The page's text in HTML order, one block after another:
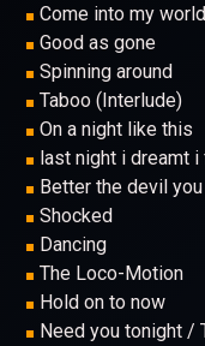
Come into my world
Good as gone
Spinning around
Taboo (Interlude)
On a night like this
last night i dreamt
Better the devil
Shocked
Dancing
The Loco-Motion
Hold on to now
Need you tonight /